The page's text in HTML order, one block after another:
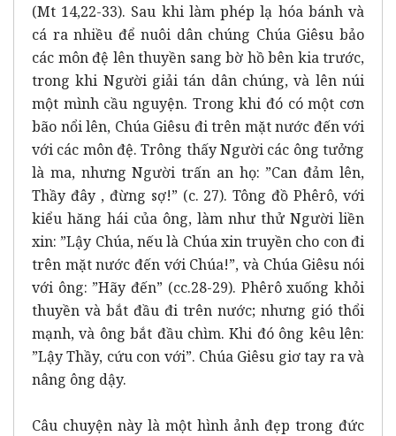
(Mt 14,22-33). Sau khi làm phép lạ hóa bánh và
cá ra nhiều để nuôi dân chúng Chúa Giêsu bảo
các môn đệ lên thuyền sang bờ hồ bên kia trước,
trong khi Người giải tán dân chúng, và lên núi
một mình cầu nguyện. Trong khi đó có một cơn
bão nổi lên, Chúa Giêsu đi trên mặt nước đến với
với các môn đệ. Trông thấy Người các ông tưởng
là ma, nhưng Người trấn an họ: ”Can đảm lên,
Thầy đây , đừng sợ!” (c. 27). Tông đồ Phêrô, với
kiểu hăng hái của ông, làm như thử Người liền
xin: ”Lậy Chúa, nếu là Chúa xin truyền cho con đi
trên mặt nước đến với Chúa!”, và Chúa Giêsu nói
với ông: ”Hãy đến” (cc.28-29). Phêrô xuống khỏi
thuyền và bắt đầu đi trên nước; nhưng gió thổi
mạnh, và ông bắt đầu chìm. Khi đó ông kêu lên:
”Lậy Thầy, cứu con với”. Chúa Giêsu giơ tay ra và
nâng ông dậy.
Câu chuyện này là một hình ảnh đẹp trong đức